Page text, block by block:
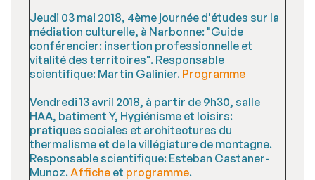
Jeudi 03 mai 2018, 4ème journée d'études sur la
médiation culturelle, à Narbonne: "Guide
conférencier: insertion professionnelle et
vitalité des territoires". Responsable
scientifique: Martin Galinier. Programme
Vendredi 13 avril 2018, à partir de 9h30, salle
HAA, batiment Y, Hygiénisme et loisirs:
pratiques sociales et architectures du
thermalisme et de la villégiature de montagne.
Responsable scientifique: Esteban Castaner-
Munoz.Affiche et programme.